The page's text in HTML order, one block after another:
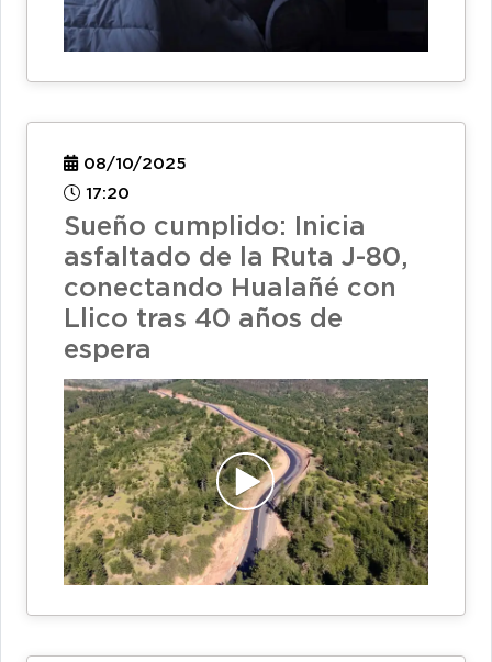
08/10/2025
17:20
Sueño cumplido: Inicia
asfaltado de la Ruta J-80,
conectando Hualañé con
Llico tras 40 años de
espera